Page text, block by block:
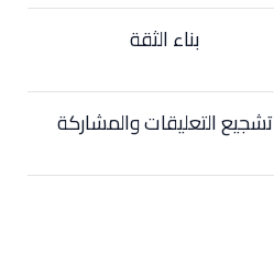
بناء الثقة
تشجيع التعليقات والمشاركة